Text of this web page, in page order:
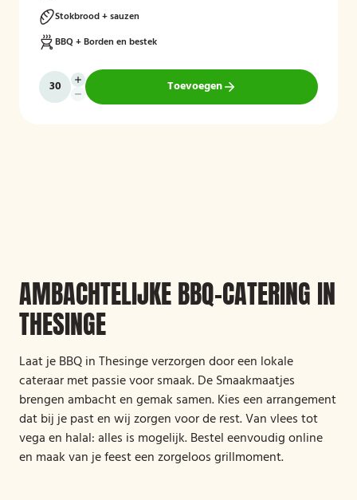
Stokbrood + sauzen
BBQ + Borden en bestek
Toevoegen
AMBACHTELIJKE BBQ-CATERING IN
THESINGE
Laat je BBQ in Thesinge verzorgen door een lokale
cateraar met passie voor smaak. De Smaakmaatjes
brengen ambacht en gemak samen. Kies een arrangement
dat bij je past en wij zorgen voor de rest. Van vlees tot
vega en halal: alles is mogelijk. Bestel eenvoudig online
en maak van je feest een zorgeloos grillmoment.